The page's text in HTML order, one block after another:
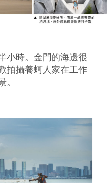
小時。金門的海邊很
拍攝養蚵人家在工作
。